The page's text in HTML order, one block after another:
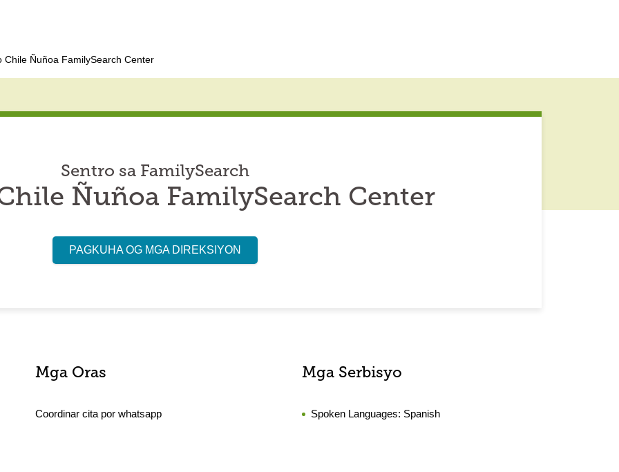
Chile Ñuñoa FamilySearch Center
Sentro sa FamilySearch
Ñuñoa FamilySearch Center
PAGKUHA OG MGA DIREKSIYON
Mga Oras
Coordinar cita por whatsapp
Mga Serbisyo
Spoken Languages: Spanish